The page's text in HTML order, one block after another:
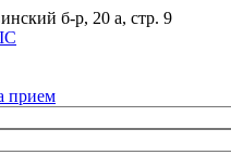
б-р, 20 а, стр. 9
прием